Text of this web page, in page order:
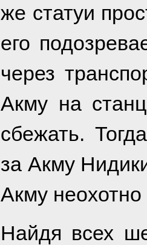
же статуи
его
через
Акму на
сбежать.
за Акму
Акму
Найдя всех